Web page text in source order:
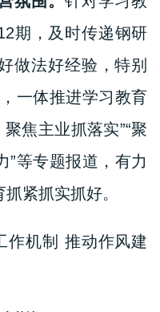
2期，及时传递钢研
做法好经验，特别
一体推进学习教育
聚焦主业抓落实”“聚
”等专题报道，有力
紧抓实抓好。
作机制 推动作风建